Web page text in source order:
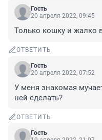
Гость
20 апреля 2022, 09:45
Только кошку и жалко
ОТВЕТИТЬ
Гость
20 апреля 2022, 07:52
У меня знакомая
ней сделать?
ОТВЕТИТЬ
Гость